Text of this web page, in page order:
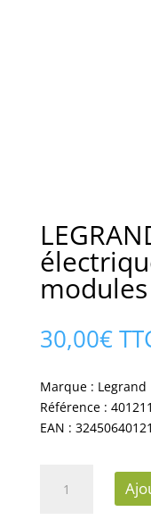
30,00€
Marque : Legrand
Référence : 401211
EAN :